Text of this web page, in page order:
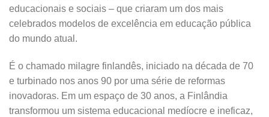
educacionais e sociais – que criaram um dos mais
celebrados modelos de excelência em educação pública
do mundo atual.
É o chamado milagre finlandês, iniciado na década de 70
e turbinado nos anos 90 por uma série de reformas
inovadoras. Em um espaço de 30 anos, a Finlândia
transformou um sistema educacional medíocre e ineficaz,